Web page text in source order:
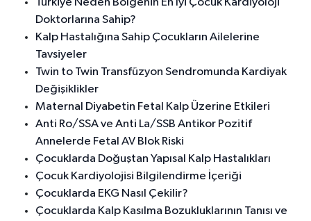
Doktorlarına Sahip?
Kalp Hastalığına Sahip Çocukların Ailelerine
Tavsiyeler
Twin to Twin Transfüzyon Sendromunda Kardiyak
Değişiklikler
Maternal Diyabetin Fetal Kalp Üzerine Etkileri
Anti Ro/SSA ve Anti La/SSB Antikor Pozitif
Annelerde Fetal AV Blok Riski
Çocuklarda Doğuştan Yapısal Kalp Hastalıkları
Çocuk Kardiyolojisi Bilgilendirme İçeriği
Çocuklarda EKG Nasıl Çekilir?
Çocuklarda Kalp Kasılma Bozukluklarının Tanısı ve